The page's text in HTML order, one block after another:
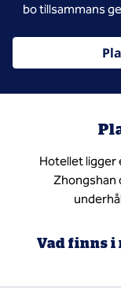
bo tillsammans
Hotellet ligger
Zhongshan
Vad finns i